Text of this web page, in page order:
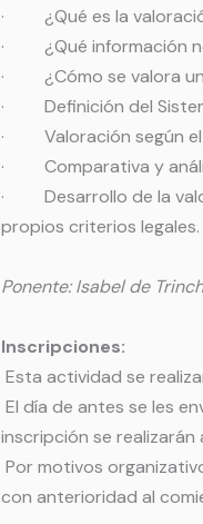
· ¿Qué es la
· ¿Qué información
· ¿Cómo se valora un
· Definición del
· Valoración según el
· Comparativa y
· Desarrollo de la
propios criterios legales.
Ponente: Isabel de
Inscripciones:
Esta actividad se
El día de antes se les
inscripción se realizarán
Por motivos
con anterioridad al